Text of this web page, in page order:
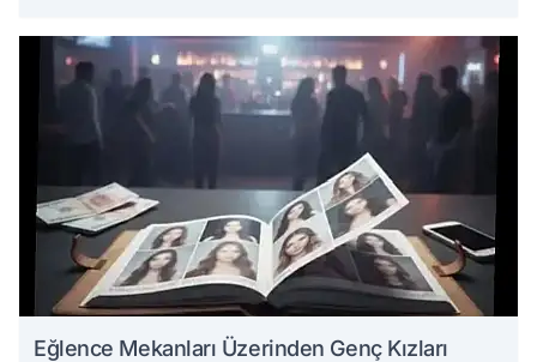
Eğlence Mekanları Üzerinden Genç Kızları